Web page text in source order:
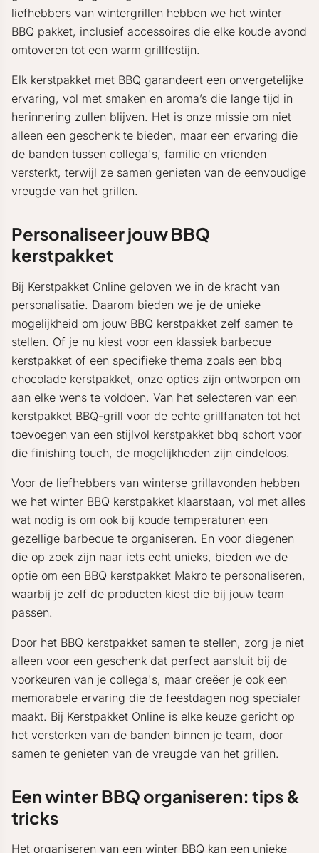
liefhebbers van wintergrillen hebben we het winter
BBQ pakket, inclusief accessoires die elke koude avond
omtoveren tot een warm grillfestijn.
Elk kerstpakket met BBQ garandeert een onvergetelijke
ervaring, vol met smaken en aroma’s die lange tijd in
herinnering zullen blijven. Het is onze missie om niet
alleen een geschenk te bieden, maar een ervaring die
de banden tussen collega's, familie en vrienden
versterkt, terwijl ze samen genieten van de eenvoudige
vreugde van het grillen.
Personaliseer jouw BBQ
kerstpakket
Bij Kerstpakket Online geloven we in de kracht van
personalisatie. Daarom bieden we je de unieke
mogelijkheid om jouw BBQ kerstpakket zelf samen te
stellen. Of je nu kiest voor een klassiek barbecue
kerstpakket of een specifieke thema zoals een bbq
chocolade kerstpakket, onze opties zijn ontworpen om
aan elke wens te voldoen. Van het selecteren van een
kerstpakket BBQ-grill voor de echte grillfanaten tot het
toevoegen van een stijlvol kerstpakket bbq schort voor
die finishing touch, de mogelijkheden zijn eindeloos.
Voor de liefhebbers van winterse grillavonden hebben
we het winter BBQ kerstpakket klaarstaan, vol met alles
wat nodig is om ook bij koude temperaturen een
gezellige barbecue te organiseren. En voor diegenen
die op zoek zijn naar iets echt unieks, bieden we de
optie om een BBQ kerstpakket Makro te personaliseren,
waarbij je zelf de producten kiest die bij jouw team
passen.
Door het BBQ kerstpakket samen te stellen, zorg je niet
alleen voor een geschenk dat perfect aansluit bij de
voorkeuren van je collega's, maar creëer je ook een
memorabele ervaring die de feestdagen nog specialer
maakt. Bij Kerstpakket Online is elke keuze gericht op
het versterken van de banden binnen je team, door
samen te genieten van de vreugde van het grillen.
Een winter BBQ organiseren: tips &
tricks
Het organiseren van een winter BBQ kan een unieke